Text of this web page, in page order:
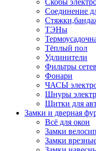
Соединение
ТЭНы
Тёплый пол
Удлинители
Фильтры
Фонари
ЧАСЫ
Шнуры
Щитки для
Замки и дверная
Всё для окон
Замки
Замки